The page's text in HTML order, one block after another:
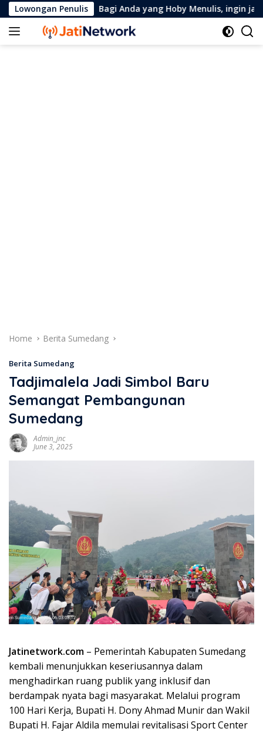
Skip
to
content
Lowongan PenulisBagi Anda yang Hoby Menulis, ingin jadi
Home Berita Sumedang
Berita Sumedang
Tadjimalela Jadi Simbol Baru
Semangat Pembangunan
Sumedang
Admin_jnc
June 3, 2025
Jatinetwork.com – Pemerintah Kabupaten Sumedang
kembali menunjukkan keseriusannya dalam
menghadirkan ruang publik yang inklusif dan
berdampak nyata bagi masyarakat. Melalui program
100 Hari Kerja, Bupati H. Dony Ahmad Munir dan Wakil
Bupati H. Fajar Aldila memulai revitalisasi Sport Center